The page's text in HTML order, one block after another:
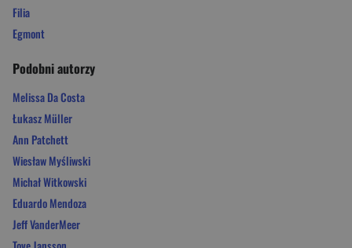
Filia
Egmont
Podobni autorzy
Melissa Da Costa
Łukasz Müller
Ann Patchett
Wiesław Myśliwski
Michał Witkowski
Eduardo Mendoza
Jeff VanderMeer